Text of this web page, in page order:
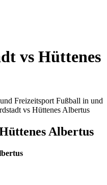
vs Hüttenes
Freizeitsport Fußball in und
vs Hüttenes Albertus
Albertus